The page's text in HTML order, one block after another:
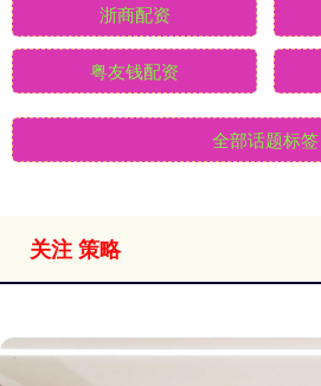
浙商配资
粤友钱配资
全部话题标签
关注 策略